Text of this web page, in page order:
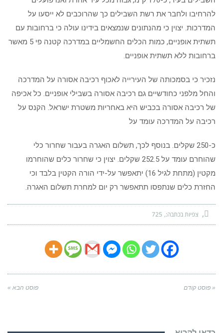
להרחיבו ולחבר את רשת השבילים כך שהרוכבים לא ייסעו על
המדרכות. יצוין כי מהנתונים שנמצאים בידינו עולה כי ברחובות עם
תשתית אופניים, כמות הכלים החשמליים במדרכה קטנה פי 5 מאשר
ברחובות ללא תשתית אופניים.
נזכיר כי בסמכותה של העירייה לאכוף רכיבה אסורה על המדרכה
והחל מלפני כחודשיים גם רכיבה אסורה בשבילי אופניים. כל אכיפה
של רכיבה אסורה בכביש היא באחריות משטרת ישראל. הקנס על
רכיבה על המדרכה עומד על
כ-250 שקלים. בנוסף לכך, תשלום האגרה בעבור שחרור כלי
שהוחרם עומד על 252.5 שקלים. יצוין כי שחרור כלים שהוחרמו
מקטין (מתחת לגיל 16) יתאפשר על-ידי הורה הקטין בלבד וכי
החזרת כלים שנתפסו תתאפשר רק יום למחרת תשלום האגרה.
צפיות בכתבה: 725
« פוסט קודם פוסט הבא »